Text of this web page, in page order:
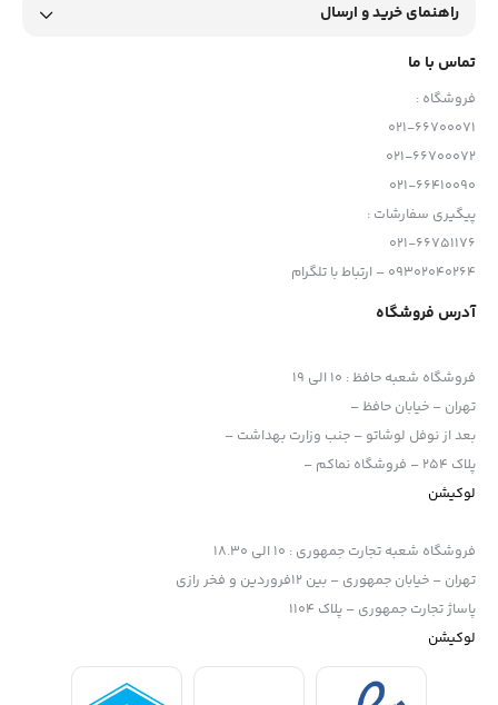
راهنمای خرید و ارسال
تماس با ما
فروشگاه :
021-66700071
021-66700072
021-66410090
پیگیری سفارشات :
021-66751176
09302040264 – ارتباط با تلگرام
آدرس فروشگاه
فروشگاه شعبه حافظ: 10 الی 19
تهران – خیابان حافظ –
بعد از نوفل لوشاتو – جنب وزارت بهداشت –
پلاک 254 – فروشگاه نماکم –
لوکیشن
فروشگاه شعبه تجارت جمهوری : 10 الی 18.30
تهران – خیابان جمهوری – بین 12فروردین و فخر رازی
پاساژ تجارت جمهوری – پلاک 1104
لوکیشن